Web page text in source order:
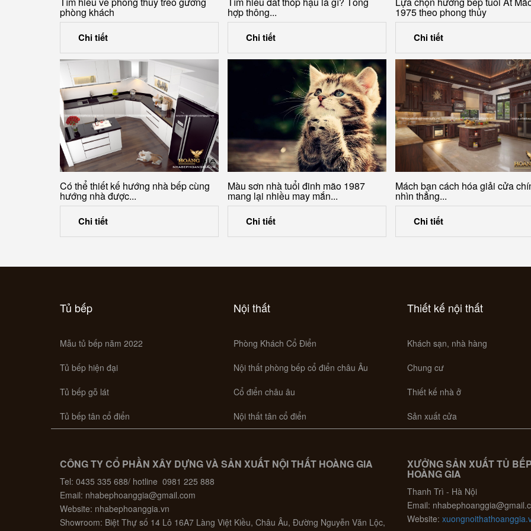
phòng khách
Chi tiết
hợp thông...
Chi tiết
1975 theo phong thủy
Chi tiết
Có thể thiết kế hướng nhà bếp cùng
hướng nhà được...
Chi tiết
Màu sơn nhà tuổi đinh mão 1987
mang lại nhiều may mắn...
Chi tiết
Mách bạn cách hóa giải cửa
nhìn thẳng...
Chi tiết
Tủ bếp
Mẫu tủ bếp năm 2022
Tủ bếp hiện đại
Tủ bếp gỗ lát
Tủ bếp tân cổ điển
Nội thất
Phòng Khách Cổ Điển
Nội thất phòng bếp cổ điển châu Âu
Cổ điển châu âu
Nội thất tân cổ điển
Thiết kế nội thất
Khách sạn, nhà hàng
Chung cư
Thiết kế nhà ở
Sản xuất cửa
CÔNG TY CỔ PHẦN XÂY DỰNG VÀ SẢN XUẤT NỘI THẤT HOÀNG GIA
Tel: 0435 335 688/ hotline 0981 225 888
Email: nhabephoanggia@gmail.com
Website: nhabephoanggia.vn
Showroom: Biệt Thự số 14 Lô 16A7 Làng Việt Kiều, Châu Âu, Đường Nguyễn Văn Lộc,
XƯỞNG SẢN XUẤT TỦ
HOÀNG GIA
Thanh Trì - Hà Nội
Email:
Website: